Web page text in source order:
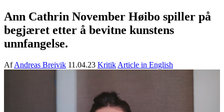
Ann Cathrin November Høibo spiller på
begjæret etter å bevitne kunstens
unnfangelse.
AfAndreas Breivik 11.04.23 Kritik Article in English